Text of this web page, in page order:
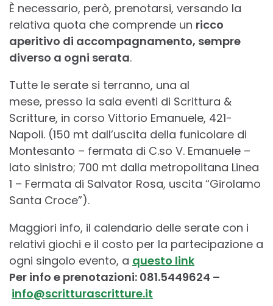
È necessario, però, prenotarsi, versando la
relativa quota che comprende un ricco
aperitivo di accompagnamento, sempre
diverso a ogni serata.
Tutte le serate si terranno, una al
mese, presso la sala eventi di Scrittura &
Scritture, in corso Vittorio Emanuele, 421-
Napoli. (150 mt dall’uscita della funicolare di
Montesanto – fermata di C.so V. Emanuele –
lato sinistro; 700 mt dalla metropolitana Linea
1 – Fermata di Salvator Rosa, uscita “Girolamo
Santa Croce”).
Maggiori info, il calendario delle serate con i
relativi giochi e il costo per la partecipazione a
ogni singolo evento, a questo link
Per info e prenotazioni: 081.5449624 –
info@scritturascritture.it